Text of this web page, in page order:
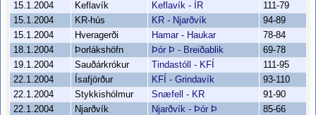
15.1.2004
Keflavík Keflavík - ÍR
111-79
15.1.2004
KR-hús KR - Njarðvík
94-89
15.1.2004
Hveragerði Hamar - Haukar
78-84
18.1.2004
Þorlákshöfn Þór Þ - Breiðablik
69-78
19.1.2004
Sauðárkrókur Tindastóll - KFÍ
111-95
22.1.2004
Ísafjörður KFÍ - Grindavík
93-110
22.1.2004
Stykkishólmur Snæfell - KR
91-90
22.1.2004
Njarðvík Njarðvík - Þór Þ
85-66